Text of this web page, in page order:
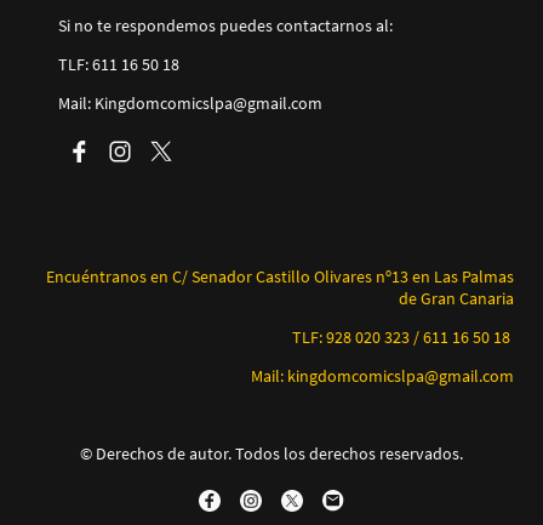
Si no te respondemos puedes contactarnos al:
TLF: 611 16 50 18
Mail: Kingdomcomicslpa@gmail.com
Encuéntranos en C/ Senador Castillo Olivares nº13 en Las Palmas
de Gran Canaria
TLF: 928 020 323 / 611 16 50 18
Mail: kingdomcomicslpa@gmail.com
© Derechos de autor. Todos los derechos reservados.